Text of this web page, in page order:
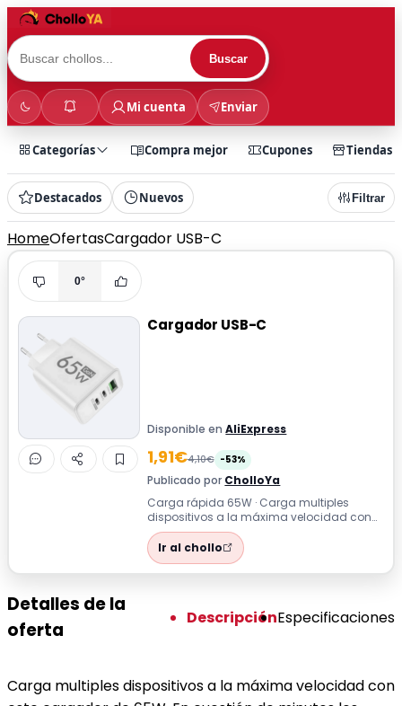
Buscar
Mi cuenta Enviar
Categorías Compra mejor Cupones Tiendas
Destacados Nuevos Filtrar
HomeOfertasCargador USB-C
0°
Cargador USB-C
Disponible enAliExpress
1,91€4,10€ -53%
Publicado por CholloYa
Carga rápida 65W · Carga multiples
dispositivos a la máxima velocidad con
este cargador de 65W. En cuestión de
minuto...
Ir al chollo
Detalles de la
oferta
DescripciónEspecificaciones
Carga multiples dispositivos a la máxima velocidad con